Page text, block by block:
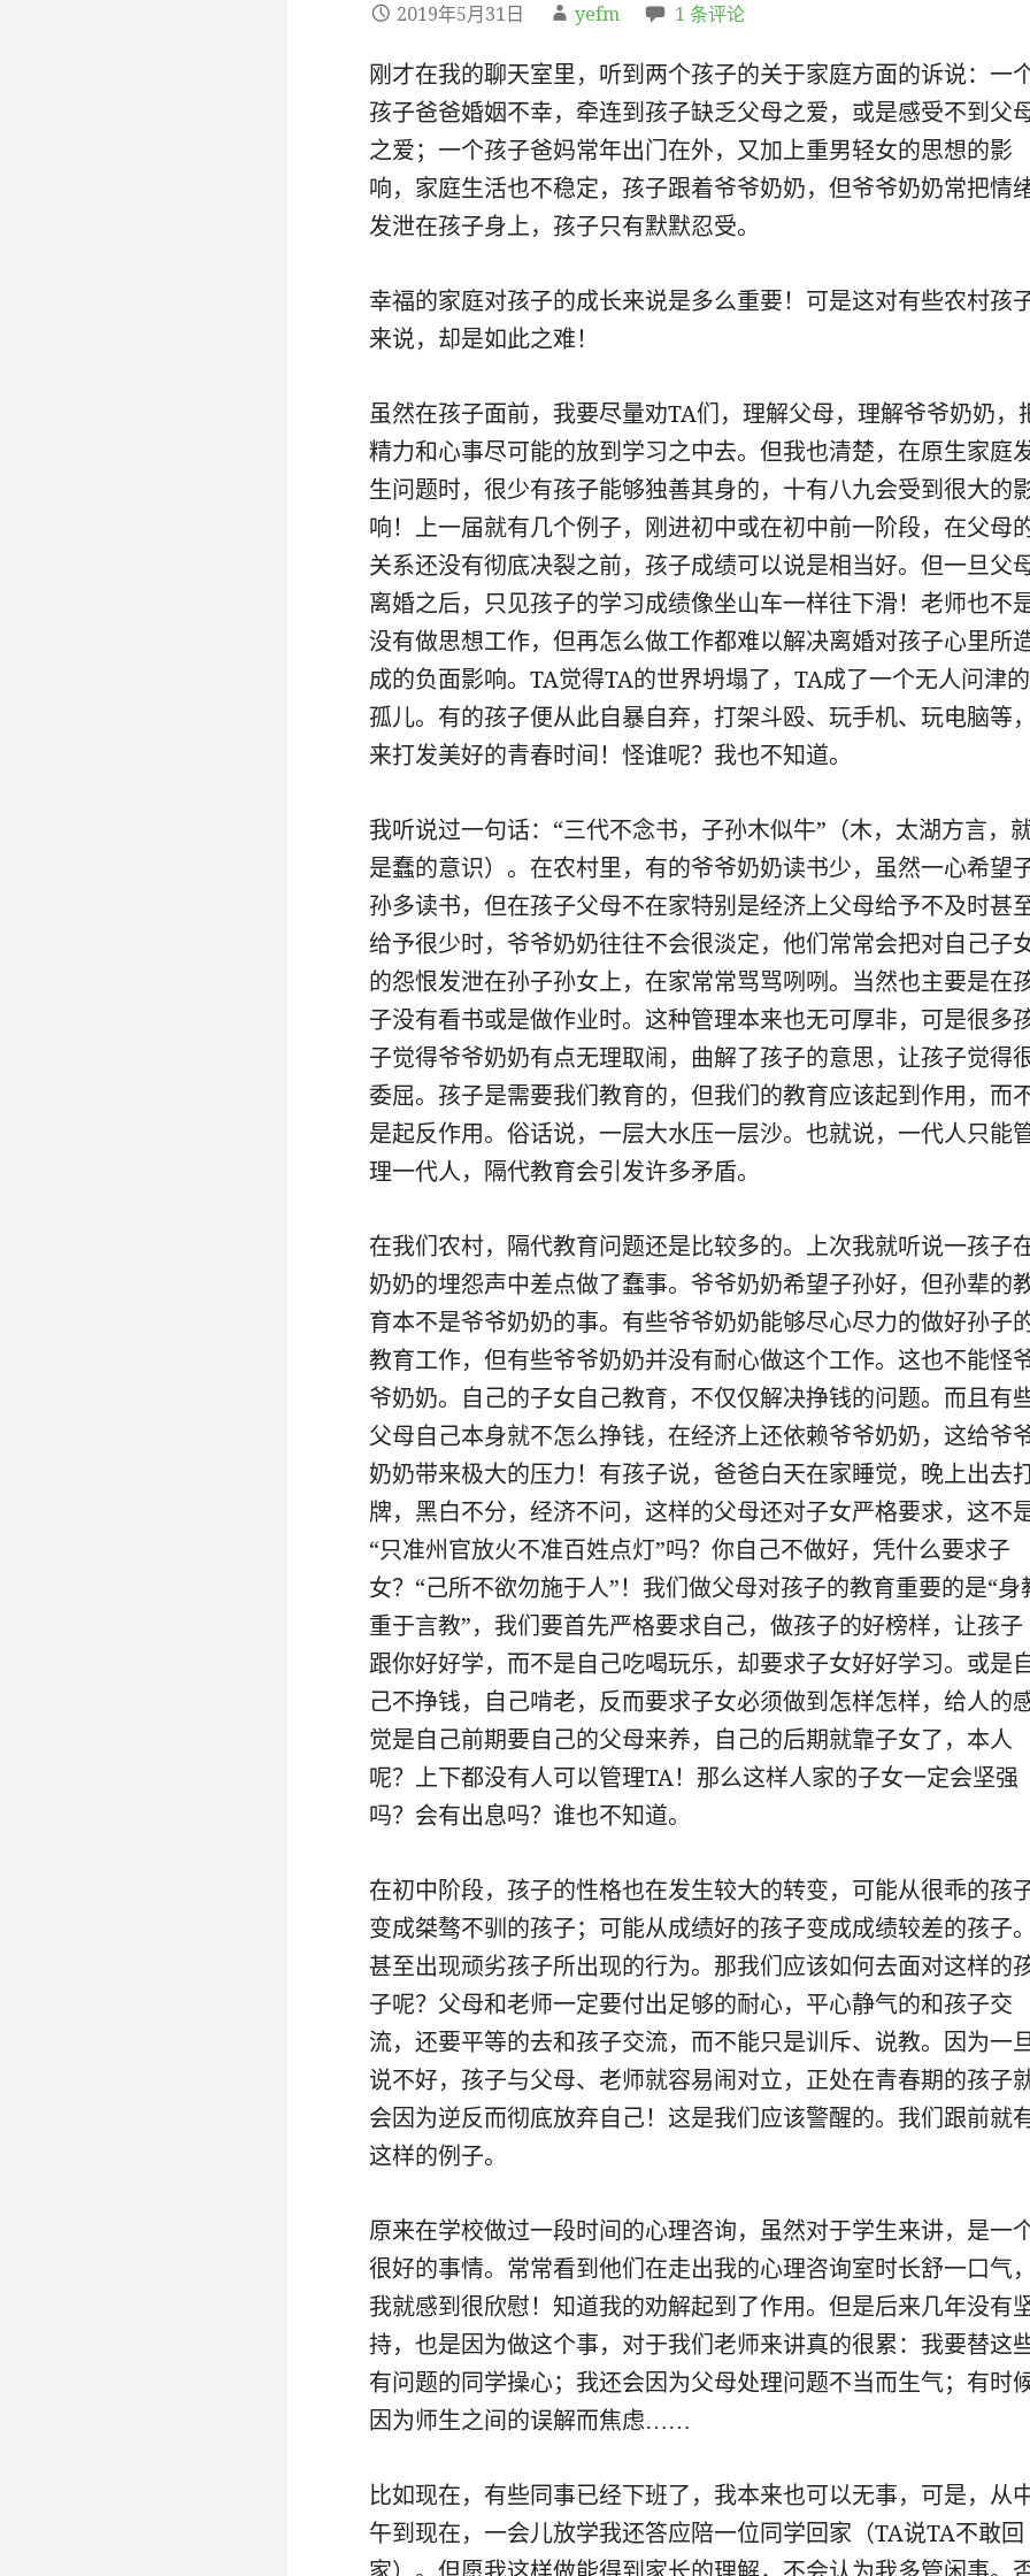
2019年5月31日 yefm 1 条评论
刚才在我的聊天室里，听到两个孩子的关于家庭方面的诉说：一
孩子爸爸婚姻不幸，牵连到孩子缺乏父母之爱，或是感受不到父
之爱；一个孩子爸妈常年出门在外，又加上重男轻女的思想的影
响，家庭生活也不稳定，孩子跟着爷爷奶奶，但爷爷奶奶常把情
发泄在孩子身上，孩子只有默默忍受。
幸福的家庭对孩子的成长来说是多么重要！可是这对有些农村孩
来说，却是如此之难！
虽然在孩子面前，我要尽量劝TA们，理解父母，理解爷爷奶奶，
精力和心事尽可能的放到学习之中去。但我也清楚，在原生家庭
生问题时，很少有孩子能够独善其身的，十有八九会受到很大的
响！上一届就有几个例子，刚进初中或在初中前一阶段，在父母
关系还没有彻底决裂之前，孩子成绩可以说是相当好。但一旦父
离婚之后，只见孩子的学习成绩像坐山车一样往下滑！老师也不
没有做思想工作，但再怎么做工作都难以解决离婚对孩子心里所
成的负面影响。TA觉得TA的世界坍塌了，TA成了一个无人问津的
孤儿。有的孩子便从此自暴自弃，打架斗殴、玩手机、玩电脑等，
来打发美好的青春时间！怪谁呢？我也不知道。
我听说过一句话：“三代不念书，子孙木似牛”（木，太湖方言，
是蠢的意识）。在农村里，有的爷爷奶奶读书少，虽然一心希望
孙多读书，但在孩子父母不在家特别是经济上父母给予不及时甚
给予很少时，爷爷奶奶往往不会很淡定，他们常常会把对自己子
的怨恨发泄在孙子孙女上，在家常常骂骂咧咧。当然也主要是在
子没有看书或是做作业时。这种管理本来也无可厚非，可是很多
子觉得爷爷奶奶有点无理取闹，曲解了孩子的意思，让孩子觉得
委屈。孩子是需要我们教育的，但我们的教育应该起到作用，而
是起反作用。俗话说，一层大水压一层沙。也就说，一代人只能
理一代人，隔代教育会引发许多矛盾。
在我们农村，隔代教育问题还是比较多的。上次我就听说一孩子
奶奶的埋怨声中差点做了蠢事。爷爷奶奶希望子孙好，但孙辈的
育本不是爷爷奶奶的事。有些爷爷奶奶能够尽心尽力的做好孙子
教育工作，但有些爷爷奶奶并没有耐心做这个工作。这也不能怪
爷奶奶。自己的子女自己教育，不仅仅解决挣钱的问题。而且有
父母自己本身就不怎么挣钱，在经济上还依赖爷爷奶奶，这给爷
奶奶带来极大的压力！有孩子说，爸爸白天在家睡觉，晚上出去
牌，黑白不分，经济不问，这样的父母还对子女严格要求，这不
“只准州官放火不准百姓点灯”吗？你自己不做好，凭什么要求子
女？“己所不欲勿施于人”！我们做父母对孩子的教育重要的是“身
重于言教”，我们要首先严格要求自己，做孩子的好榜样，让孩子
跟你好好学，而不是自己吃喝玩乐，却要求子女好好学习。或是
己不挣钱，自己啃老，反而要求子女必须做到怎样怎样，给人的
觉是自己前期要自己的父母来养，自己的后期就靠子女了，本人
呢？上下都没有人可以管理TA！那么这样人家的子女一定会坚强
吗？会有出息吗？谁也不知道。
在初中阶段，孩子的性格也在发生较大的转变，可能从很乖的孩
变成桀骜不驯的孩子；可能从成绩好的孩子变成成绩较差的孩子。
甚至出现顽劣孩子所出现的行为。那我们应该如何去面对这样的
子呢？父母和老师一定要付出足够的耐心，平心静气的和孩子交
流，还要平等的去和孩子交流，而不能只是训斥、说教。因为一
说不好，孩子与父母、老师就容易闹对立，正处在青春期的孩子
会因为逆反而彻底放弃自己！这是我们应该警醒的。我们跟前就
这样的例子。
原来在学校做过一段时间的心理咨询，虽然对于学生来讲，是一
很好的事情。常常看到他们在走出我的心理咨询室时长舒一口气，
我就感到很欣慰！知道我的劝解起到了作用。但是后来几年没有
持，也是因为做这个事，对于我们老师来讲真的很累：我要替这
有问题的同学操心；我还会因为父母处理问题不当而生气；有时
因为师生之间的误解而焦虑……
比如现在，有些同事已经下班了，我本来也可以无事，可是，从
午到现在，一会儿放学我还答应陪一位同学回家（TA说TA不敢回